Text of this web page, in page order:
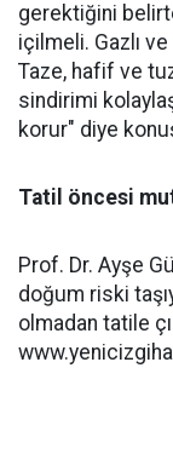
gerektiğini
içilmeli. Gazlı
Taze, hafif ve
sindirimi
korur" diye
Tatil öncesi
Prof. Dr. Ayşe
doğum riski
olmadan tatile